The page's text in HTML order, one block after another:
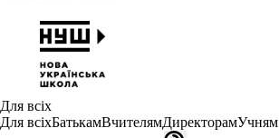
Для всіх
Для всіхБатькамВчителямДиректорамУчням